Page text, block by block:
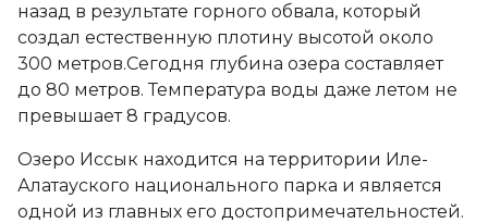
назад в результате горного обвала, который
создал естественную плотину высотой около
300 метров.Сегодня глубина озера составляет
до 80 метров. Температура воды даже летом не
превышает 8 градусов.
Озеро Иссык находится на территории Иле-
Алатауского национального парка и является
одной из главных его достопримечательностей.